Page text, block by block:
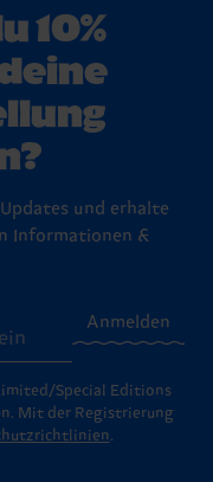
10%
und erhalte
Informationen &
Anmelden
Special Editions
Mit der Registrierung
.